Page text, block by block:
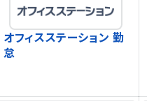
オフィスステーション 勤
怠